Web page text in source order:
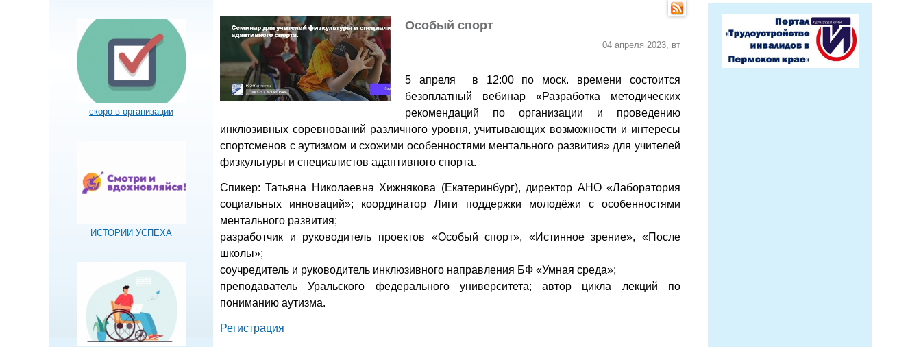
скоро в организации
ИСТОРИИ УСПЕХА
Особый спорт
04 апреля 2023, вт
5 апреля в 12:00 по моск. времени состоится
безоплатный вебинар «Разработка методических
рекомендаций по организации и проведению
инклюзивных соревнований различного уровня, учитывающих возможности и интересы
спортсменов с аутизмом и схожими особенностями ментального развития» для учителей
физкультуры и специалистов адаптивного спорта.
Спикер: Татьяна Николаевна Хижнякова (Екатеринбург), директор АНО «Лаборатория
социальных инноваций»; координатор Лиги поддержки молодёжи с особенностями
ментального развития;
разработчик и руководитель проектов «Особый спорт», «Истинное зрение», «После
школы»;
соучредитель и руководитель инклюзивного направления БФ «Умная среда»;
преподаватель Уральского федерального университета; автор цикла лекций по
пониманию аутизма.
Регистрация